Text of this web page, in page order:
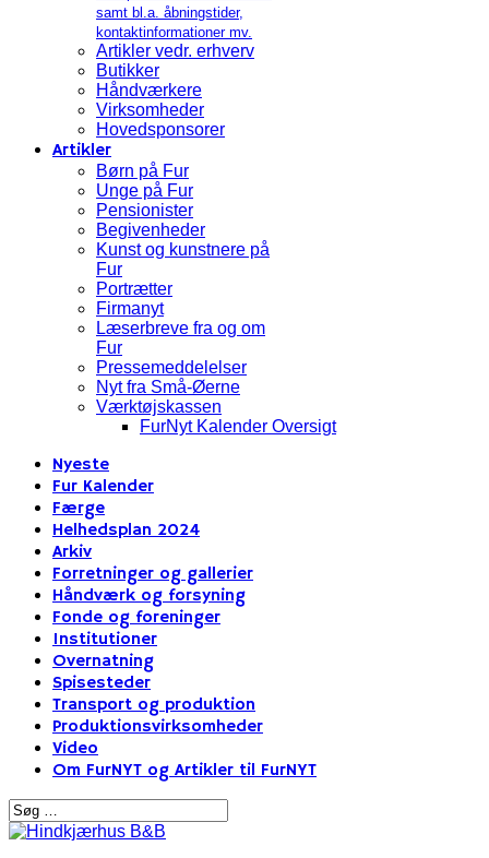
samt bl.a. åbningstider,
kontaktinformationer mv.
Artikler vedr. erhverv
Butikker
Håndværkere
Virksomheder
Hovedsponsorer
Artikler
Børn på Fur
Unge på Fur
Pensionister
Begivenheder
Kunst og kunstnere på
Fur
Portrætter
Firmanyt
Læserbreve fra og om
Fur
Pressemeddelelser
Nyt fra Små-Øerne
Værktøjskassen
FurNyt Kalender Oversigt
Nyeste
Fur Kalender
Færge
Helhedsplan 2024
Arkiv
Forretninger og gallerier
Håndværk og forsyning
Fonde og foreninger
Institutioner
Overnatning
Spisesteder
Transport og produktion
Produktionsvirksomheder
Video
Om FurNYT og Artikler til FurNYT